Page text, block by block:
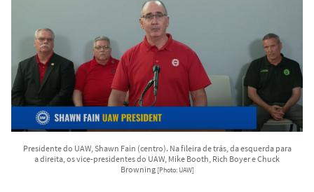
Presidente do UAW, Shawn Fain (centro). Na fileira de trás, da esquerda para
a direita, os vice-presidentes do UAW, Mike Booth, Rich Boyer e Chuck
Browning [Photo: UAW]